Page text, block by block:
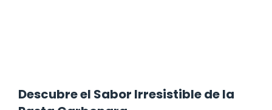
Descubre el Sabor Irresistible de la